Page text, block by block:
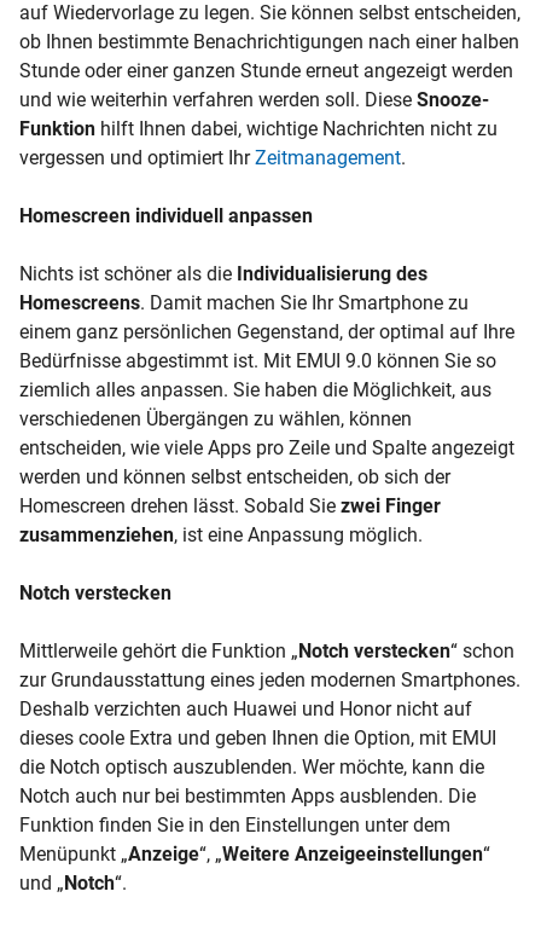
auf Wiedervorlage zu legen. Sie können selbst entscheiden,
ob Ihnen bestimmte Benachrichtigungen nach einer halben
Stunde oder einer ganzen Stunde erneut angezeigt werden
und wie weiterhin verfahren werden soll. Diese Snooze-
Funktion hilft Ihnen dabei, wichtige Nachrichten nicht zu
vergessen und optimiert Ihr Zeitmanagement.
Homescreen individuell anpassen
Nichts ist schöner als die Individualisierung des
Homescreens. Damit machen Sie Ihr Smartphone zu
einem ganz persönlichen Gegenstand, der optimal auf Ihre
Bedürfnisse abgestimmt ist. Mit EMUI 9.0 können Sie so
ziemlich alles anpassen. Sie haben die Möglichkeit, aus
verschiedenen Übergängen zu wählen, können
entscheiden, wie viele Apps pro Zeile und Spalte angezeigt
werden und können selbst entscheiden, ob sich der
Homescreen drehen lässt. Sobald Sie zwei Finger
zusammenziehen, ist eine Anpassung möglich.
Notch verstecken
Mittlerweile gehört die Funktion „Notch verstecken“ schon
zur Grundausstattung eines jeden modernen Smartphones.
Deshalb verzichten auch Huawei und Honor nicht auf
dieses coole Extra und geben Ihnen die Option, mit EMUI
die Notch optisch auszublenden. Wer möchte, kann die
Notch auch nur bei bestimmten Apps ausblenden. Die
Funktion finden Sie in den Einstellungen unter dem
Menüpunkt „Anzeige“, „Weitere Anzeigeeinstellungen“
und „Notch“.